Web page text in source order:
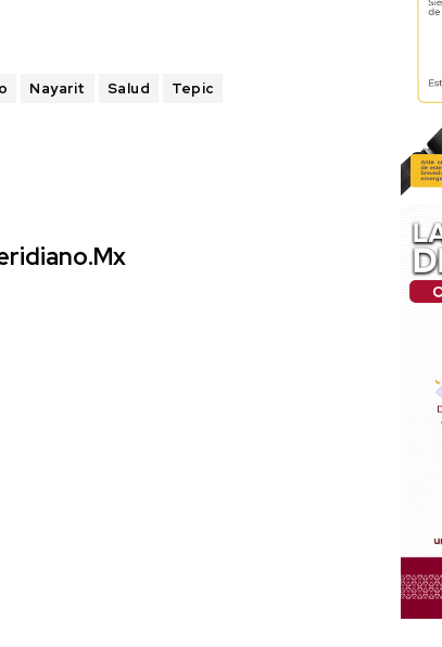
Nayarit Salud Tepic